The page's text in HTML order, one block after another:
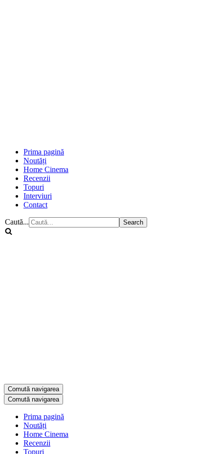
Prima pagină
Noutăți
Home Cinema
Recenzii
Topuri
Interviuri
Contact
Caută...
Comută navigarea
Comută navigarea
Prima pagină
Noutăți
Home Cinema
Recenzii
Topuri